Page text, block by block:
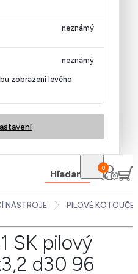
neznámý
zobrazení levého
neznámý
Hľadanie
0
NÁSTROJE PILOVÉ KOTOUČE
SK pilový
d30 96